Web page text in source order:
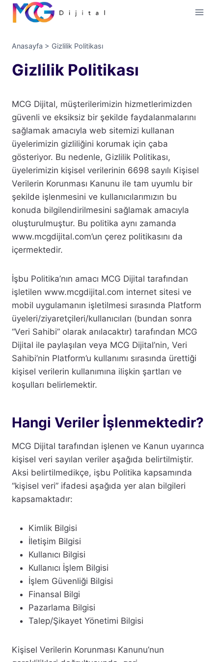
İçeriğe
geç
Anasayfa > Gizlilik Politikası
Gizlilik Politikası
MCG Dijital, müşterilerimizin hizmetlerimizden
güvenli ve eksiksiz bir şekilde faydalanmalarını
sağlamak amacıyla web sitemizi kullanan
üyelerimizin gizliliğini korumak için çaba
gösteriyor. Bu nedenle, Gizlilik Politikası,
üyelerimizin kişisel verilerinin 6698 sayılı Kişisel
Verilerin Korunması Kanunu ile tam uyumlu bir
şekilde işlenmesini ve kullanıcılarımızın bu
konuda bilgilendirilmesini sağlamak amacıyla
oluşturulmuştur. Bu politika aynı zamanda
www.mcgdijital.com’un çerez politikasını da
içermektedir.
İşbu Politika’nın amacı MCG Dijital tarafından
işletilen www.mcgdijital.com internet sitesi ve
mobil uygulamanın işletilmesi sırasında Platform
üyeleri/ziyaretçileri/kullanıcıları (bundan sonra
“Veri Sahibi” olarak anılacaktır) tarafından MCG
Dijital ile paylaşılan veya MCG Dijital’nin, Veri
Sahibi’nin Platform’u kullanımı sırasında ürettiği
kişisel verilerin kullanımına ilişkin şartları ve
koşulları belirlemektir.
Hangi Veriler İşlenmektedir?
MCG Dijital tarafından işlenen ve Kanun uyarınca
kişisel veri sayılan veriler aşağıda belirtilmiştir.
Aksi belirtilmedikçe, işbu Politika kapsamında
“kişisel veri” ifadesi aşağıda yer alan bilgileri
kapsamaktadır:
Kimlik Bilgisi
İletişim Bilgisi
Kullanıcı Bilgisi
Kullanıcı İşlem Bilgisi
İşlem Güvenliği Bilgisi
Finansal Bilgi
Pazarlama Bilgisi
Talep/Şikayet Yönetimi Bilgisi
Kişisel Verilerin Korunması Kanunu’nun